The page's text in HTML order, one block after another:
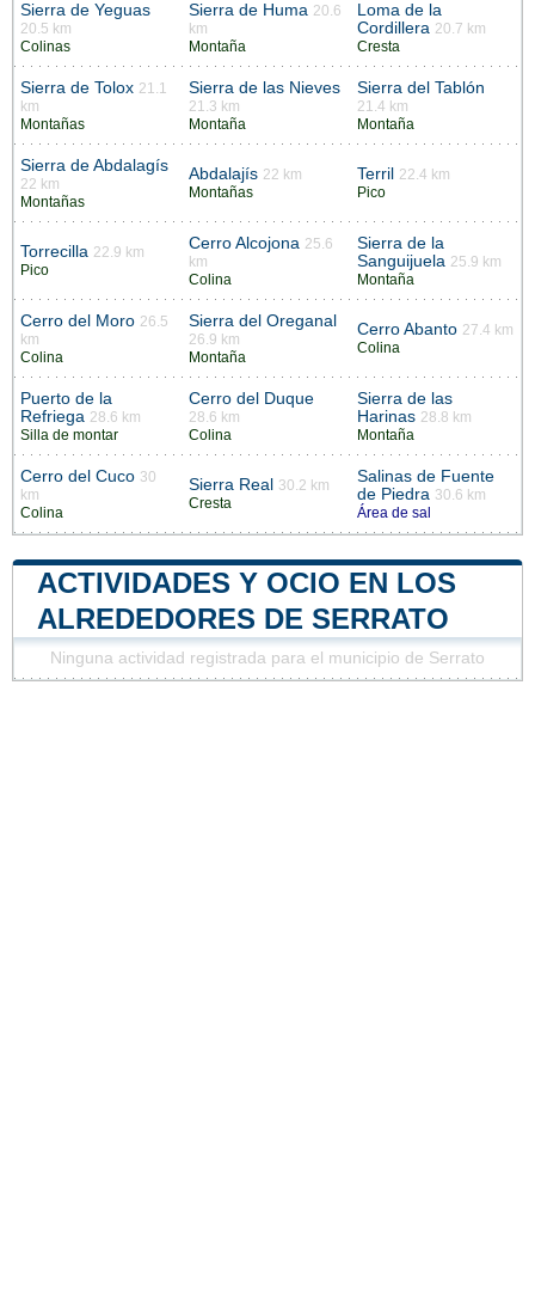
Sierra de Yeguas
20.5 km
Colinas
Sierra de Huma 20.6
km
Montaña
Loma de la
Cordillera 20.7 km
Cresta
Sierra de Tolox 21.1
km
Montañas
Sierra de las Nieves
21.3 km
Montaña
Sierra del Tablón
21.4 km
Montaña
Sierra de Abdalagís
22 km
Montañas
Abdalajís 22 km
Montañas
Terril
22.4 km
Pico
Torrecilla 22.9 km
Pico
Cerro Alcojona 25.6
km
Colina
Sierra de la
Sanguijuela 25.9 km
Montaña
Cerro del Moro 26.5
km
Colina
Sierra del Oreganal
26.9 km
Montaña
Cerro Abanto 27.4 km
Colina
Puerto de la
Refriega 28.6 km
Silla de montar
Cerro del Duque
28.6 km
Colina
Sierra de las
Harinas 28.8 km
Montaña
Cerro del Cuco 30
km
Colina
Sierra Real
30.2 km
Cresta
Salinas de Fuente
de Piedra 30.6 km
Área de sal
ACTIVIDADES Y OCIO EN LOS
ALREDEDORES DE SERRATO
Ninguna actividad registrada para el municipio de Serrato